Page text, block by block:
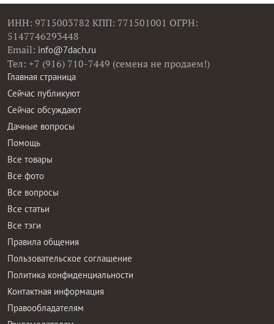
ИНН: 9715003782 КПП: 771501001 ОГРН:
5147746293448
Email: info@7dach.ru
Тел: +7 (916) 710-7449 (семена не продаем!)
Главная страница
Сейчас публикуют
Сейчас обсуждают
Дачные вопросы
Помощь
Все товары
Все фото
Все вопросы
Все статьи
Все тэги
Правила общения
Пользовательское соглашение
Политика конфиденциальности
Контактная информация
Правообладателям